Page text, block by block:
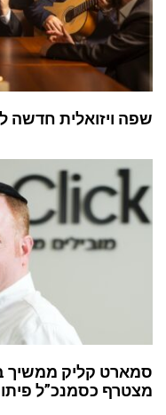
שפה ויזואלית חדשה
סמארט קליק ממשיך
מצטרף כסמנכ”ל